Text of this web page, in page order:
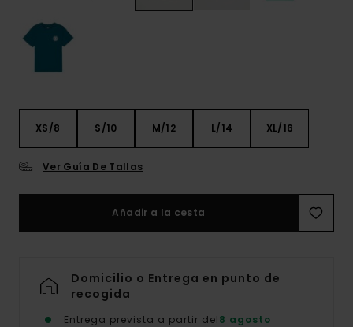
XS/8 S/10 M/12 L/14 XL/16
Ver Guía De Tallas
Añadir a la cesta
Domicilio o Entrega en punto de
recogida
Entrega prevista a partir del8 agosto